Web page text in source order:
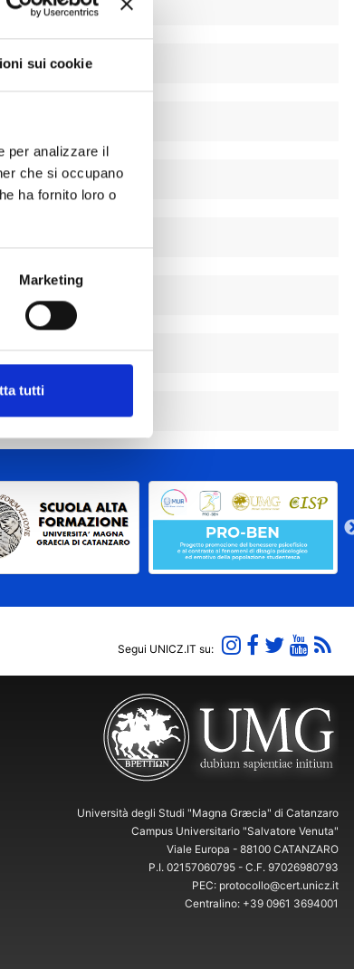
sui cookie
per analizzare il
che si occupano
ha fornito loro o
Marketing
tutti
Segui UNICZ.IT su:
Università degli Studi "Magna Græcia" di Catanzaro
Campus Universitario "Salvatore Venuta"
Viale Europa - 88100 CATANZARO
P.I. 02157060795 - C.F. 97026980793
PEC: protocollo@cert.unicz.it
Centralino: +39 0961 3694001